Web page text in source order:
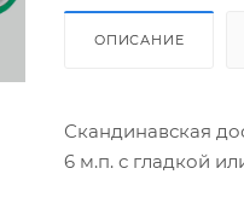
ОПИСАНИЕ
Скандинавская
6 м.п. с гладкой